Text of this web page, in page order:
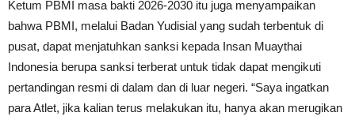
Ketum PBMI masa bakti 2026-2030 itu juga menyampaikan
bahwa PBMI, melalui Badan Yudisial yang sudah terbentuk di
pusat, dapat menjatuhkan sanksi kepada Insan Muaythai
Indonesia berupa sanksi terberat untuk tidak dapat mengikuti
pertandingan resmi di dalam dan di luar negeri. “Saya ingatkan
para Atlet, jika kalian terus melakukan itu, hanya akan merugikan